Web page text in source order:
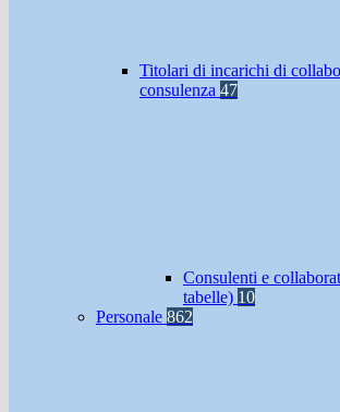
Titolari di incarichi di
consulenza 47
Consulenti e
tabelle) 10
Personale 862